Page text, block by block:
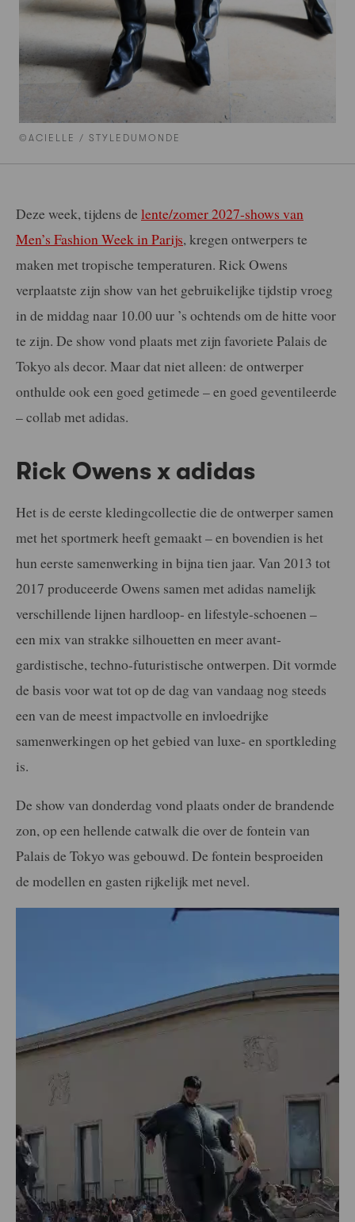
©ACIELLE / STYLEDUMONDE
Deze week, tijdens de lente/zomer 2027-shows van
Men’s Fashion Week in Parijs, kregen ontwerpers te
maken met tropische temperaturen. Rick Owens
verplaatste zijn show van het gebruikelijke tijdstip vroeg
in de middag naar 10.00 uur ’s ochtends om de hitte voor
te zijn. De show vond plaats met zijn favoriete Palais de
Tokyo als decor. Maar dat niet alleen: de ontwerper
onthulde ook een goed getimede – en goed geventileerde
– collab met adidas.
Rick Owens x adidas
Het is de eerste kledingcollectie die de ontwerper samen
met het sportmerk heeft gemaakt – en bovendien is het
hun eerste samenwerking in bijna tien jaar. Van 2013 tot
2017 produceerde Owens samen met adidas namelijk
verschillende lijnen hardloop- en lifestyle-schoenen –
een mix van strakke silhouetten en meer avant-
gardistische, techno-futuristische ontwerpen. Dit vormde
de basis voor wat tot op de dag van vandaag nog steeds
een van de meest impactvolle en invloedrijke
samenwerkingen op het gebied van luxe- en sportkleding
is.
De show van donderdag vond plaats onder de brandende
zon, op een hellende catwalk die over de fontein van
Palais de Tokyo was gebouwd. De fontein besproeiden
de modellen en gasten rijkelijk met nevel.